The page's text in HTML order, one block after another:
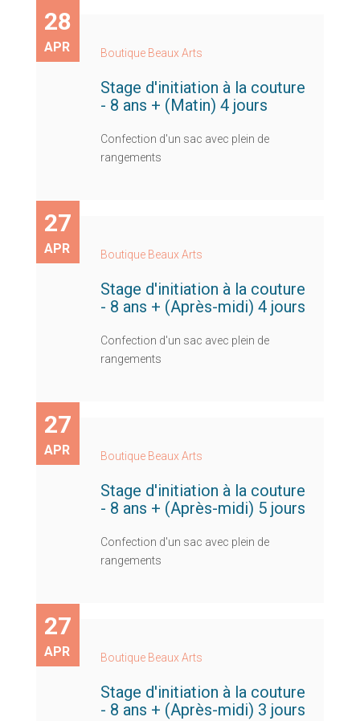
28
APR Boutique Beaux Arts
Stage d'initiation à la couture
- 8 ans + (Matin) 4 jours
Confection d'un sac avec plein de
rangements
27
APR Boutique Beaux Arts
Stage d'initiation à la couture
- 8 ans + (Après-midi) 4 jours
Confection d'un sac avec plein de
rangements
27
APR Boutique Beaux Arts
Stage d'initiation à la couture
- 8 ans + (Après-midi) 5 jours
Confection d'un sac avec plein de
rangements
27
APR Boutique Beaux Arts
Stage d'initiation à la couture
- 8 ans + (Après-midi) 3 jours